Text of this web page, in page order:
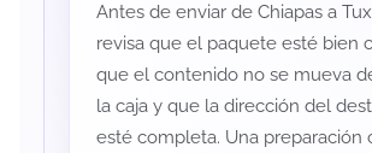
Antes de enviar de Chiapas a
revisa que el paquete esté bien
que el contenido no se mueva
la caja y que la dirección del
esté completa. Una preparación